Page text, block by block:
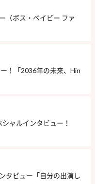
〈ボス・ベイビー ファ
！「2036年の未来、Hin
ャルインタビュー！
タビュー「自分の出演し